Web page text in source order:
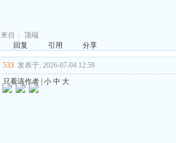
来自： 顶端
回复
引用 分享
533 发表于: 2026-07-04 12:59
只看该作者| 小 中 大